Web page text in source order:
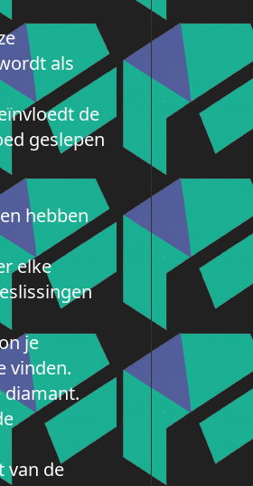
als
de
geslepen
hebben
elke
je
vinden.
diamant.
van de